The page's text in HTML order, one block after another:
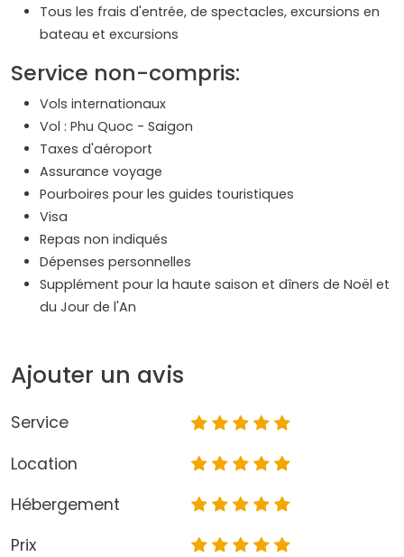
Tous les frais d'entrée, de spectacles, excursions en
bateau et excursions
Service non-compris:
Vols internationaux
Vol : Phu Quoc - Saigon
Taxes d'aéroport
Assurance voyage
Pourboires pour les guides touristiques
Visa
Repas non indiqués
Dépenses personnelles
Supplément pour la haute saison et dîners de Noël et
du Jour de l'An
Ajouter un avis
Service
Location
Hébergement
Prix